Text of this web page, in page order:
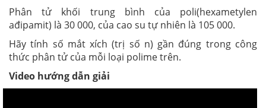
Phân tử khối trung bình của poli(hexametylen
ađipamit) là 30 000, của cao su tự nhiên là 105 000.
Hãy tính số mắt xích (trị số n) gần đúng trong công
thức phân tử của mỗi loại polime trên.
Video hướng dẫn giải